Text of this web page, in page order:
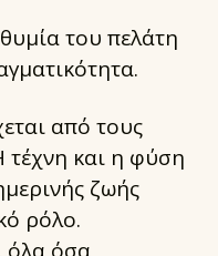
του πελάτη
από τους
τέχνη και η φύση
ζωής
ρόλο.